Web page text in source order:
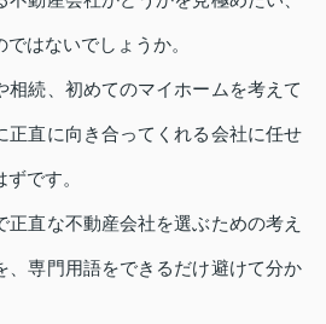
はないでしょうか。
相続、初めてのマイホームを考えて
正直に向き合ってくれる会社に任せ
です。
正直な不動産会社を選ぶための考え
、専門用語をできるだけ避けて分か